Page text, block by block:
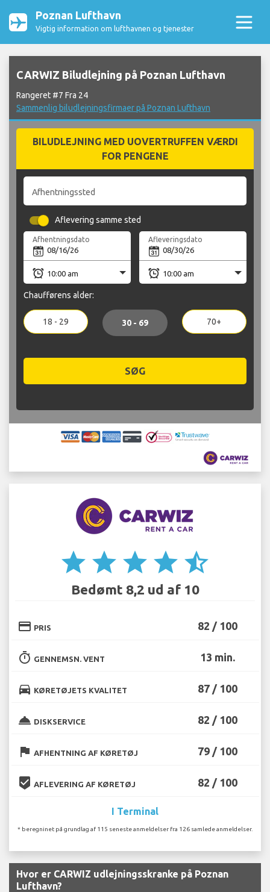
Poznan Lufthavn
Vigtig information om lufthavnen og tjenester
CARWIZ Biludlejning på Poznan Lufthavn
Rangeret #7 Fra 24
Sammenlig biludlejningsfirmaer på Poznan Lufthavn
BILUDLEJNING MED UOVERTRUFFEN VÆRDI
FOR PENGENE
Afhentningssted
Aflevering samme sted
Afhentningsdato Afleveringsdato
Chaufførens alder:
18 - 29 30 - 69 70+
SØG
star star star star star_half
Bedømt 8,2 ud af 10
credit_card PRIS 82 / 100
timer GENNEMSN. VENT 13 min.
directions_car KØRETØJETS KVALITET 87 / 100
room_service DISKSERVICE 82 / 100
flag AFHENTNING AF KØRETØJ 79 / 100
beenhere AFLEVERING AF KØRETØJ 82 / 100
I Terminal
* beregninet på grundlag af 115 seneste anmeldelser fra 126 samlede anmeldelser.
Hvor er CARWIZ udlejningsskranke på Poznan
Lufthavn?